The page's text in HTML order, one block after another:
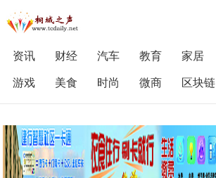
资讯 财经 汽车 教育 家居
游戏
美食 时尚 微商 区块链